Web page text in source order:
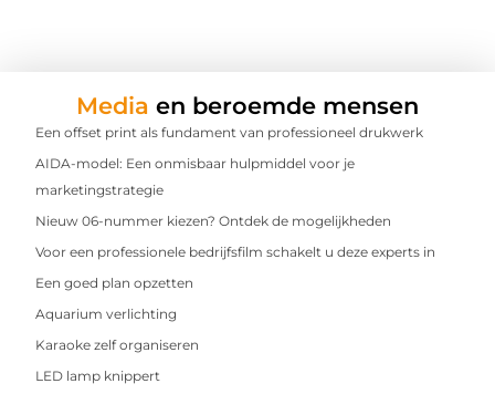
Media en beroemde mensen
Een offset print als fundament van professioneel drukwerk
AIDA-model: Een onmisbaar hulpmiddel voor je
marketingstrategie
Nieuw 06-nummer kiezen? Ontdek de mogelijkheden
Voor een professionele bedrijfsfilm schakelt u deze experts in
Een goed plan opzetten
Aquarium verlichting
Karaoke zelf organiseren
LED lamp knippert